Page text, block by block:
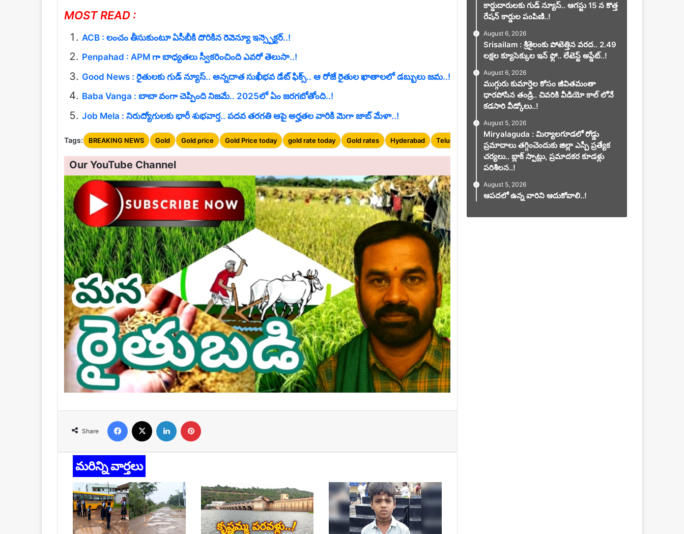
MOST READ :
ACB : లంచం తీసుకుంటూ ఏసీబీకి దొరికిన రెవెన్యూ ఇన్స్పెక్టర్..!
Penpahad : APM గా బాధ్యతలు స్వీకరించింది ఎవరో తెలుసా..!
Good News : రైతులకు గుడ్ న్యూస్.. అన్నదాత సుఖీభవ డేట్ ఫిక్స్.. ఆ రోజే రైతుల ఖాతాలలో డబ్బులు జమ..!
Baba Vanga : బాబా వంగా చెప్పింది నిజమే.. 2025లో ఏం జరగబోతోంది..!
Job Mela : నిరుద్యోగులకు భారీ శుభవార్త.. పదవ తరగతి ఆపై అర్హతల వారికి మెగా జాబ్ మేళా..!
Tags: BREAKING NEWS Gold Gold price Gold Price today gold rate today Gold rates Hyderabad Telugu news
Our YouTube Channel
Share
Facebook LinkedIn
మరిన్ని వార్తలు
కార్డుదారులకు గుడ్ న్యూస్.. ఆగస్టు 15 న కొత్త
రేషన్ కార్డుల పంపిణి..!
August 6, 2026
Srisailam : శ్రీశైలంకు పోటెత్తిన వరద.. 2.49
లక్షల క్యూసెక్కుల ఇన్ ఫ్లో.. లేటెస్ట్ అప్డేట్..!
August 6, 2026
ముగ్గురు కుమార్తెల కోసం జీవితమంతా
ధారపోసిన తండ్రి.. చివరికి వీడియో కాల్ లోనే
కడసారి వీడ్కోలు..!
August 5, 2026
Miryalaguda : మిర్యాలగూడలో రోడ్డు
ప్రమాదాలు తగ్గించెందుకు జిల్లా ఎస్పీ ప్రత్యేక
చర్యలు.. బ్లాక్ స్పాట్లు, ప్రమాదకర కూడళ్లు
పరిశీలన..!
August 5, 2026
ఆపదలో ఉన్న వారిని ఆదుకోవాలి..!